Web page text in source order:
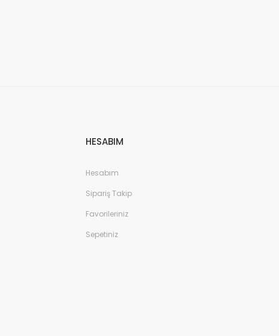
HESABIM
Hesabım
Sipariş Takip
Favorileriniz
Sepetiniz